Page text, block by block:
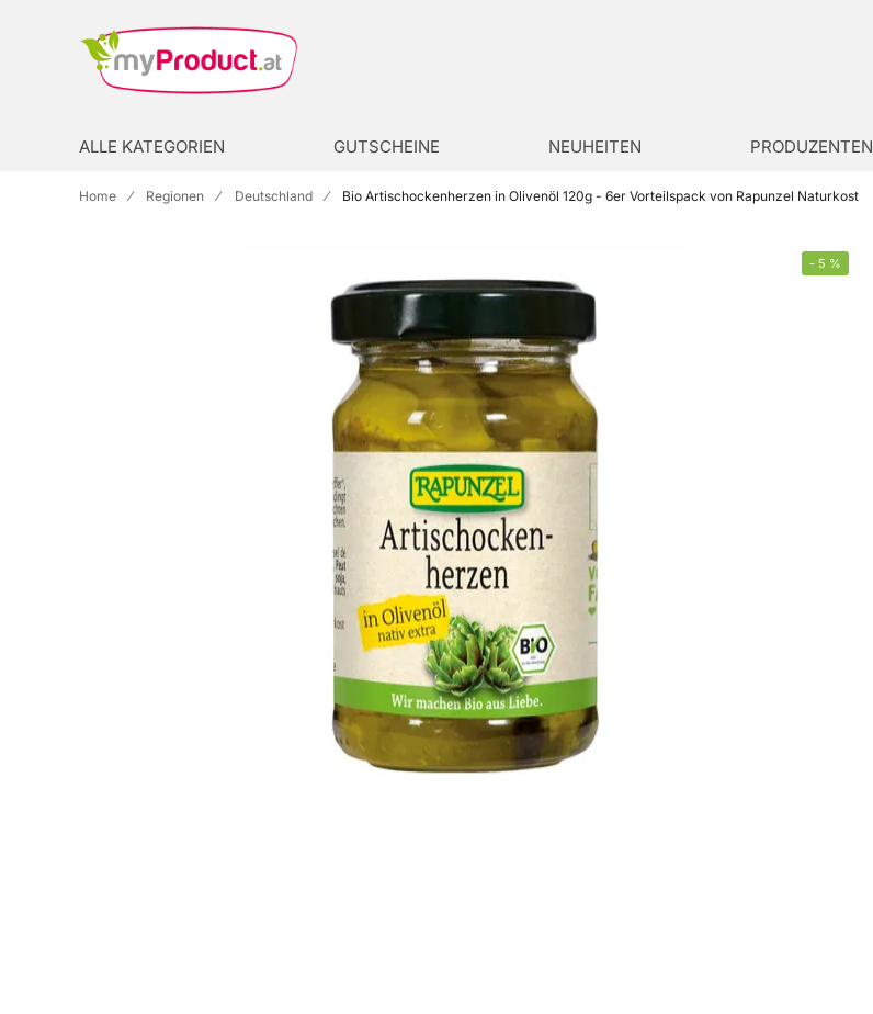
ALLE KATEGORIEN GUTSCHEINE NEUHEITEN PRODUZENTEN
Home Regionen Deutschland Bio Artischockenherzen in Olivenöl 120g - 6er Vorteilspack von Rapunzel Naturkost
- 5 %